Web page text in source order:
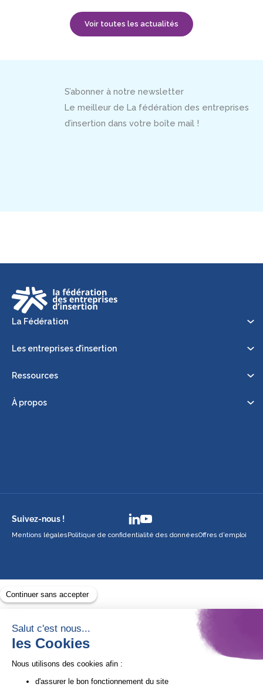
Voir toutes les actualités
S’abonner à notre newsletter
Le meilleur de La fédération des entreprises
d’insertion dans votre boîte mail !
La Fédération
Les entreprises d’insertion
Ressources
À propos
Suivez-nous !
Mentions légalesPolitique de confidentialité des donnéesOffres d’emploi